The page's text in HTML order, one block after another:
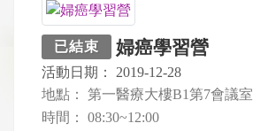
已結束 婦癌學習營
活動日期：
2019-12-28
地點：
第一醫療大樓B1第7會議室
時間：
08:30~12:00